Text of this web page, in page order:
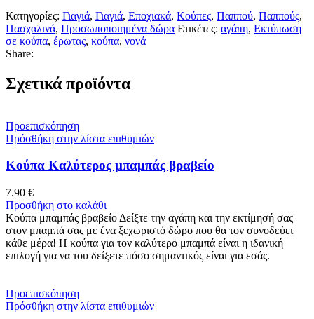
Κατηγορίες: Γιαγιά, Γιαγιά, Εποχιακά, Κούπες, Παππού, Παππούς,
Πασχαλινά, Προσωποποιημένα δώρα Ετικέτες: αγάπη, Εκτύπωση
σε κούπα, έρωτας, κούπα, νονά
Share:
Σχετικά προϊόντα
Προεπισκόπηση
Πρόσθήκη στην λίστα επιθυμιών
Κούπα Καλύτερος μπαμπάς βραβείο
7.90 €
Προσθήκη στο καλάθι
Κούπα μπαμπάς βραβείο Δείξτε την αγάπη και την εκτίμησή σας
στον μπαμπά σας με ένα ξεχωριστό δώρο που θα τον συνοδεύει
κάθε μέρα! Η κούπα για τον καλύτερο μπαμπά είναι η ιδανική
επιλογή για να του δείξετε πόσο σημαντικός είναι για εσάς.
Προεπισκόπηση
Πρόσθήκη στην λίστα επιθυμιών